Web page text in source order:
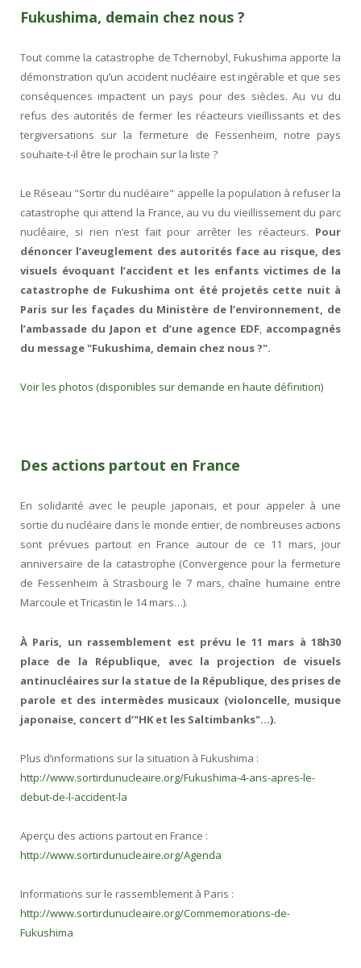
Fukushima, demain chez nous ?
Tout comme la catastrophe de Tchernobyl, Fukushima apporte la
démonstration qu’un accident nucléaire est ingérable et que ses
conséquences impactent un pays pour des siècles. Au vu du
refus des autorités de fermer les réacteurs vieillissants et des
tergiversations sur la fermeture de Fessenheim, notre pays
souhaite-t-il être le prochain sur la liste ?
Le Réseau "Sortir du nucléaire" appelle la population à refuser la
catastrophe qui attend la France, au vu du vieillissement du parc
nucléaire, si rien n’est fait pour arrêter les réacteurs. Pour
dénoncer l’aveuglement des autorités face au risque, des
visuels évoquant l’accident et les enfants victimes de la
catastrophe de Fukushima ont été projetés cette nuit à
Paris sur les façades du Ministère de l’environnement, de
l’ambassade du Japon et d’une agence EDF,accompagnés
du message "Fukushima, demain chez nous ?".
Voir les photos (disponibles sur demande en haute définition)
Des actions partout en France
En solidarité avec le peuple japonais, et pour appeler à une
sortie du nucléaire dans le monde entier, de nombreuses actions
sont prévues partout en France autour de ce 11 mars, jour
anniversaire de la catastrophe (Convergence pour la fermeture
de Fessenheim à Strasbourg le 7 mars, chaîne humaine entre
Marcoule et Tricastin le 14 mars…).
À Paris, un rassemblement est prévu le 11 mars à 18h30
place de la République, avec la projection de visuels
antinucléaires sur la statue de la République, des prises de
parole et des intermèdes musicaux (violoncelle, musique
japonaise, concert d’"HK et les Saltimbanks"…).
Plus d’informations sur la situation à Fukushima :
http://www.sortirdunucleaire.org/Fukushima-4-ans-apres-le-
debut-de-l-accident-la
Aperçu des actions partout en France :
http://www.sortirdunucleaire.org/Agenda
Informations sur le rassemblement à Paris :
http://www.sortirdunucleaire.org/Commemorations-de-
Fukushima